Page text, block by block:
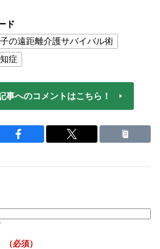
ド
の遠距離介護サバイバル術
症
事へのコメントはこちら！
（必須）